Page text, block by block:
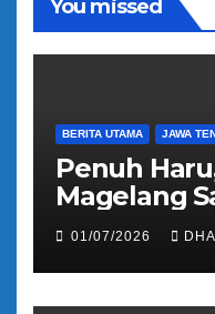
You missed
BERITA UTAMA JAWA
Penuh
Magelang
Kepulangan
Kloter 81
01/07/2026